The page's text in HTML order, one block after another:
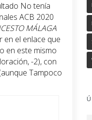
No tenía
ACB 2020
MÁLAGA
en el enlace que
en este mismo
-2), con
Tampoco